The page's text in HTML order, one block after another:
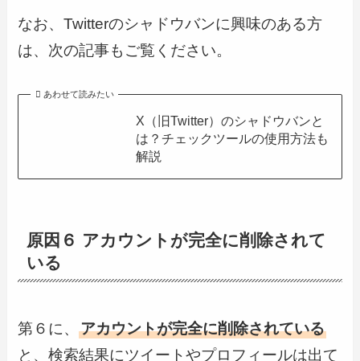
なお、Twitterのシャドウバンに興味のある方
は、次の記事もご覧ください。
あわせて読みたい
X（旧Twitter）のシャドウバンと
は？チェックツールの使用方法も
解説
原因６ アカウントが完全に削除されて
いる
第６に、アカウントが完全に削除されている
と、検索結果にツイートやプロフィールは出て